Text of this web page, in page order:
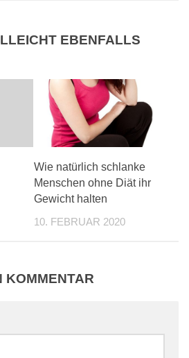
EBENFALLS
Wie natürlich schlanke
Menschen ohne Diät ihr
Gewicht halten
10. FEBRUAR 2020
KOMMENTAR